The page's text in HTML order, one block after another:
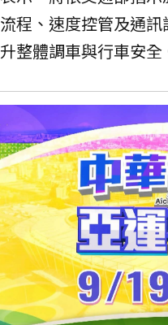
程、速度控管及通
整體調車與行車安全